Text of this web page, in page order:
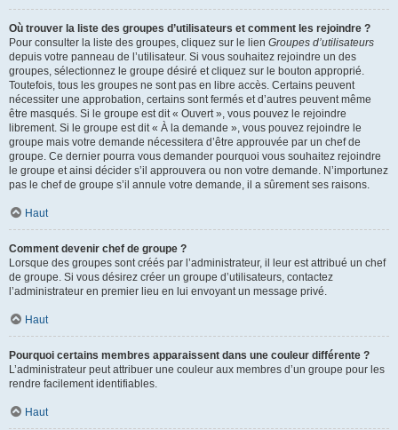
Où trouver la liste des groupes d’utilisateurs et comment les rejoindre ?
Pour consulter la liste des groupes, cliquez sur le lien Groupes d’utilisateurs
depuis votre panneau de l’utilisateur. Si vous souhaitez rejoindre un des
groupes, sélectionnez le groupe désiré et cliquez sur le bouton approprié.
Toutefois, tous les groupes ne sont pas en libre accès. Certains peuvent
nécessiter une approbation, certains sont fermés et d’autres peuvent même
être masqués. Si le groupe est dit « Ouvert », vous pouvez le rejoindre
librement. Si le groupe est dit « À la demande », vous pouvez rejoindre le
groupe mais votre demande nécessitera d’être approuvée par un chef de
groupe. Ce dernier pourra vous demander pourquoi vous souhaitez rejoindre
le groupe et ainsi décider s’il approuvera ou non votre demande. N’importunez
pas le chef de groupe s’il annule votre demande, il a sûrement ses raisons.
Haut
Comment devenir chef de groupe ?
Lorsque des groupes sont créés par l’administrateur, il leur est attribué un chef
de groupe. Si vous désirez créer un groupe d’utilisateurs, contactez
l’administrateur en premier lieu en lui envoyant un message privé.
Haut
Pourquoi certains membres apparaissent dans une couleur différente ?
L’administrateur peut attribuer une couleur aux membres d’un groupe pour les
rendre facilement identifiables.
Haut